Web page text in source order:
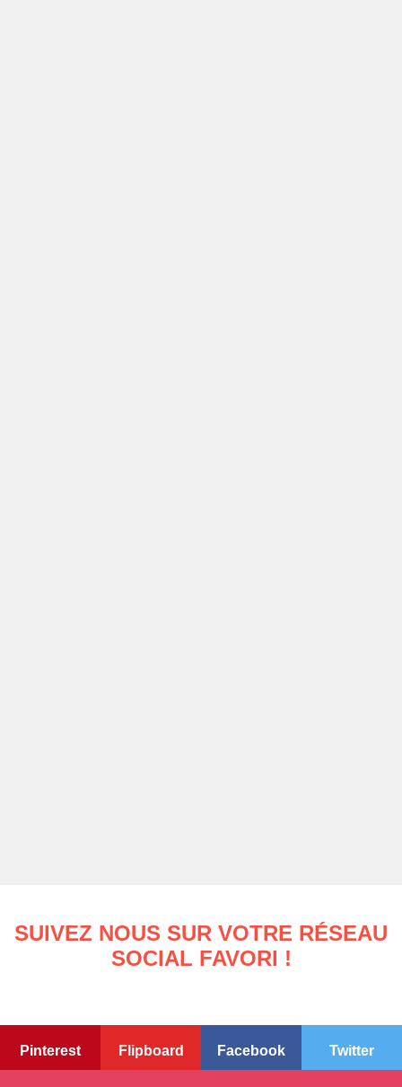
SUIVEZ NOUS SUR VOTRE RÉSEAU
SOCIAL FAVORI !
Pinterest Flipboard Facebook Twitter